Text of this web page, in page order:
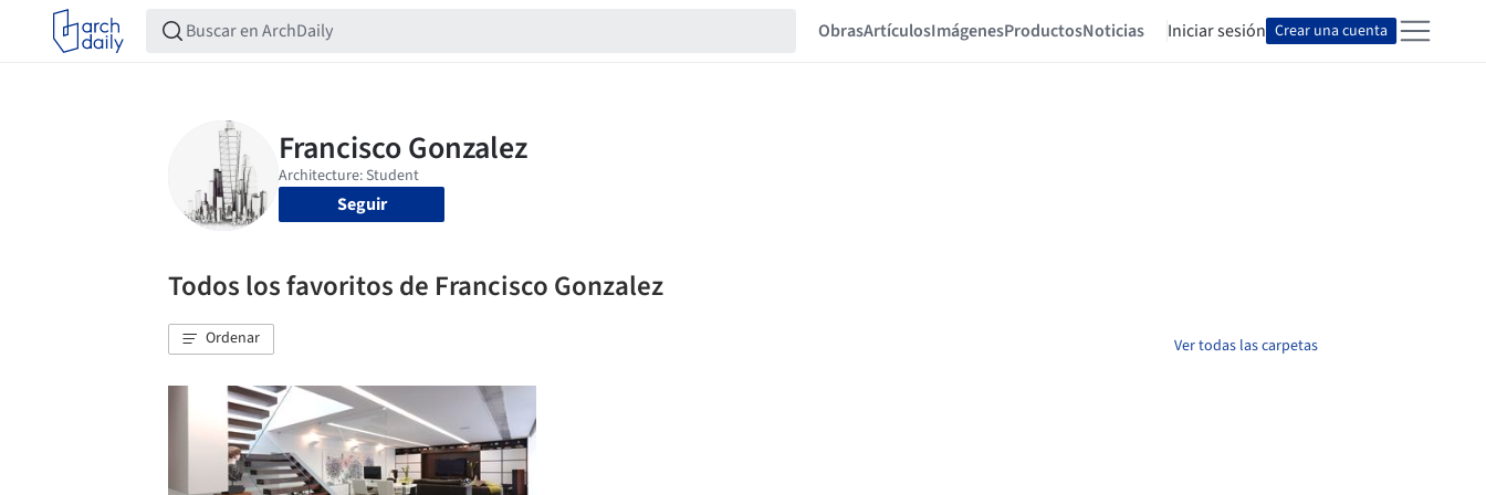
ObrasArtículosImágenesProductosNoticias Iniciar sesión Crear una cuenta
Seguir
Todos los favoritos de Francisco Gonzalez
Ordenar Ver todas las carpetas